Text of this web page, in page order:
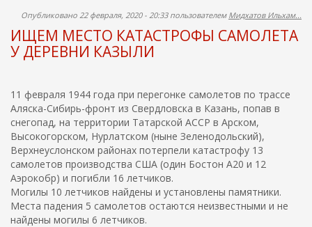
o
n
а
п
о
с
к
а
Найти
Опубликовано 22 февраля, 2020 - 20:33 пользователем Мидхатов Ильхам...
ИЩЕМ МЕСТО КАТАСТРОФЫ САМОЛЕТА
У ДЕРЕВНИ КАЗЫЛИ
11 февраля 1944 года при перегонке самолетов по трассе
Аляска-Сибирь-фронт из Свердловска в Казань, попав в
снегопад, на территории Татарской АССР в Арском,
Высокогорском, Нурлатском (ныне Зеленодольский),
Верхнеуслонском районах потерпели катастрофу 13
самолетов производства США (один Бостон А20 и 12
Аэрокобр) и погибли 16 летчиков.
Могилы 10 летчиков найдены и установлены памятники.
Места падения 5 самолетов остаются неизвестными и не
найдены могилы 6 летчиков.